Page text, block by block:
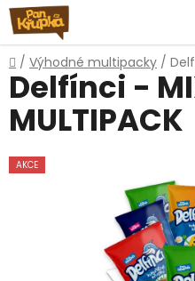
Přejít
na
obsah
Domů
/ Výhodné multipacky /
Delfínci -
MULTIPACK
AKCE